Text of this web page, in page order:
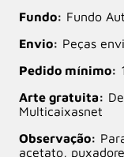
Fundo: Fundo
Envio: Peças
Pedido mínimo:
Arte gratuita:
Multicaixasnet
Observação:
acetato,